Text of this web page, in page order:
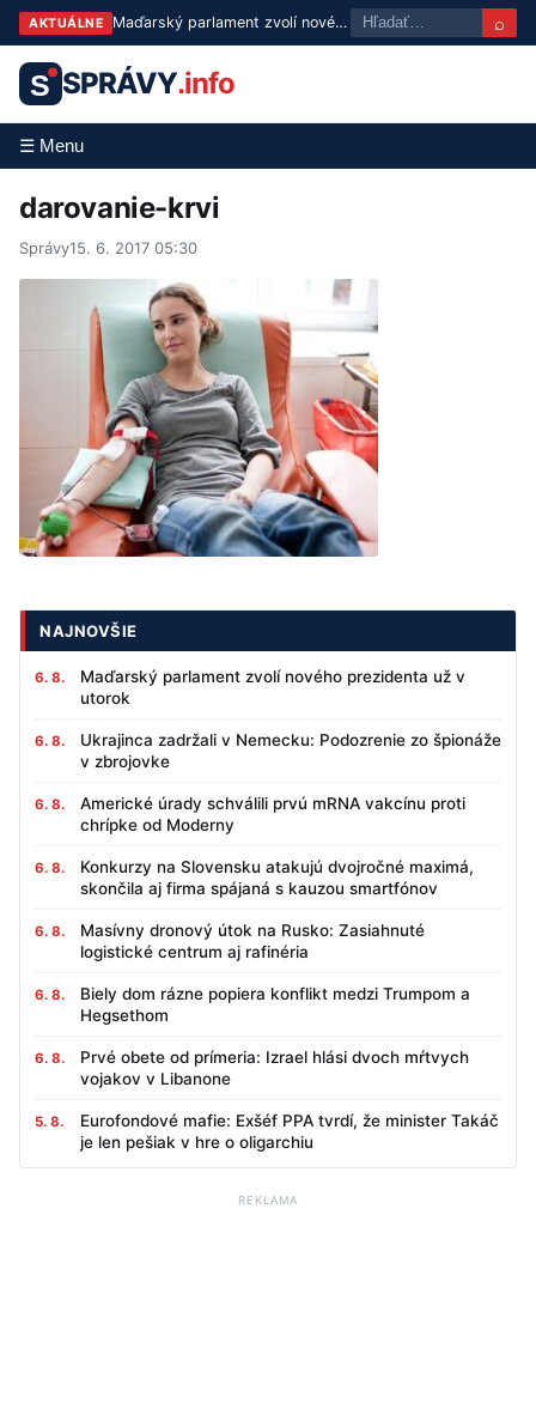
AKTUÁLNE Maďarský parlament zvolí nového prezidenta už v utorok ⌕
S SPRÁVY.info
☰ Menu
darovanie-krvi
Správy15. 6. 2017 05:30
NAJNOVŠIE
6. 8.
Maďarský parlament zvolí nového prezidenta už v
utorok
6. 8.
Ukrajinca zadržali v Nemecku: Podozrenie zo špionáže
v zbrojovke
6. 8.
Americké úrady schválili prvú mRNA vakcínu proti
chrípke od Moderny
6. 8.
Konkurzy na Slovensku atakujú dvojročné maximá,
skončila aj firma spájaná s kauzou smartfónov
6. 8.
Masívny dronový útok na Rusko: Zasiahnuté
logistické centrum aj rafinéria
6. 8.
Biely dom rázne popiera konflikt medzi Trumpom a
Hegsethom
6. 8.
Prvé obete od prímeria: Izrael hlási dvoch mŕtvych
vojakov v Libanone
5. 8.
Eurofondové mafie: Exšéf PPA tvrdí, že minister Takáč
je len pešiak v hre o oligarchiu
REKLAMA